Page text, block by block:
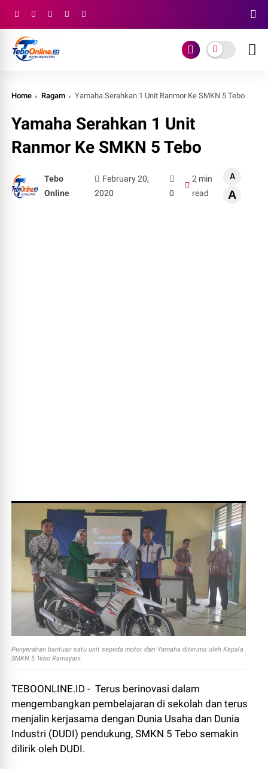
Home Ragam Yamaha Serahkan 1 Unit Ranmor Ke SMKN 5 Tebo
Yamaha Serahkan 1 Unit
Ranmor Ke SMKN 5 Tebo
Tebo
Online
February 20,
2020
0
2 min
read
A
A
Penyerahan bantuan satu unit sepeda motor dari Yamaha diterima oleh Kepala
SMKN 5 Tebo Ramayani.
TEBOONLINE.ID - Terus berinovasi dalam
mengembangkan pembelajaran di sekolah dan terus
menjalin kerjasama dengan Dunia Usaha dan Dunia
Industri (DUDI) pendukung, SMKN 5 Tebo semakin
dilirik oleh DUDI.